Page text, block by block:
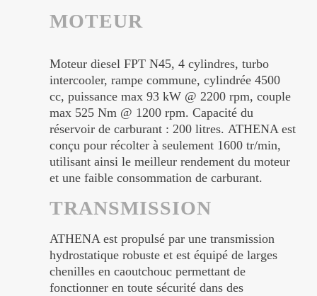
MOTEUR
Moteur diesel FPT N45, 4 cylindres, turbo
intercooler, rampe commune, cylindrée 4500
cc, puissance max 93 kW @ 2200 rpm, couple
max 525 Nm @ 1200 rpm. Capacité du
réservoir de carburant : 200 litres. ATHENA est
conçu pour récolter à seulement 1600 tr/min,
utilisant ainsi le meilleur rendement du moteur
et une faible consommation de carburant.
TRANSMISSION
ATHENA est propulsé par une transmission
hydrostatique robuste et est équipé de larges
chenilles en caoutchouc permettant de
fonctionner en toute sécurité dans des